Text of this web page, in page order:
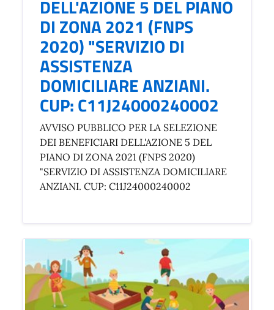
DELL'AZIONE 5 DEL PIANO
DI ZONA 2021 (FNPS
2020) "SERVIZIO DI
ASSISTENZA
DOMICILIARE ANZIANI.
CUP: C11J24000240002
AVVISO PUBBLICO PER LA SELEZIONE
DEI BENEFICIARI DELL'AZIONE 5 DEL
PIANO DI ZONA 2021 (FNPS 2020)
"SERVIZIO DI ASSISTENZA DOMICILIARE
ANZIANI. CUP: C11J24000240002